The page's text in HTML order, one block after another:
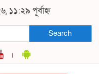
১১:২৯ পূর্বাহ্ন
Search